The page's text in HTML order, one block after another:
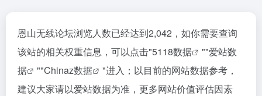
恩山无线论坛浏览人数已经达到2,042，如你需要查询
该站的相关权重信息，可以点击"5118数据 ""爱站数
据
""Chinaz数据
"进入；以目前的网站数据参考，
建议大家请以爱站数据为准，更多网站价值评估因素